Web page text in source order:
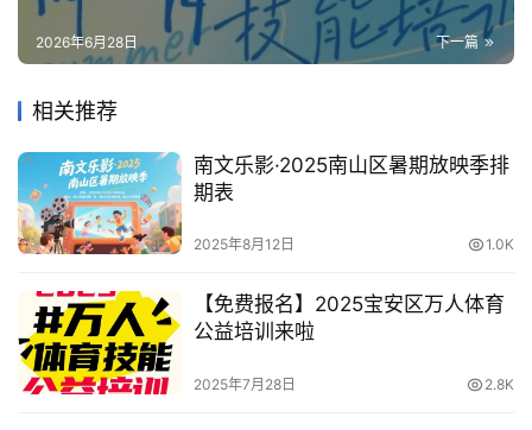
下一篇
2026年6月28日
相关推荐
南文乐影·2025南山区暑期放映季排
期表
2025年8月12日 1.0K
【免费报名】2025宝安区万人体育
公益培训来啦
2025年7月28日 2.8K